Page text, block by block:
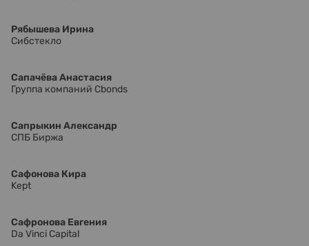
Рябышева Ирина
Сибстекло
Сапачёва Анастасия
Группа компаний Cbonds
Сапрыкин Александр
СПБ Биржа
Сафонова Кира
Kept
Сафронова Евгения
Da Vinci Capital